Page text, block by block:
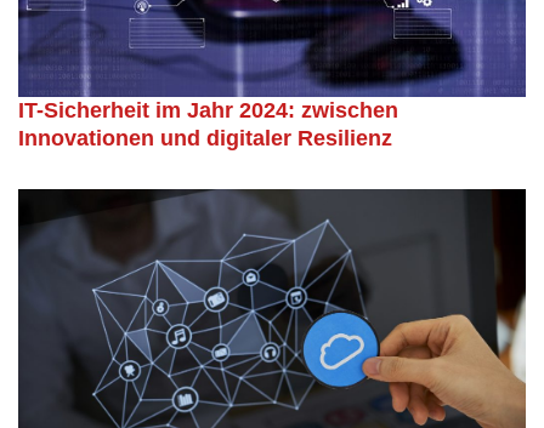
IT-Sicherheit im Jahr 2024: zwischen
Innovationen und digitaler Resilienz